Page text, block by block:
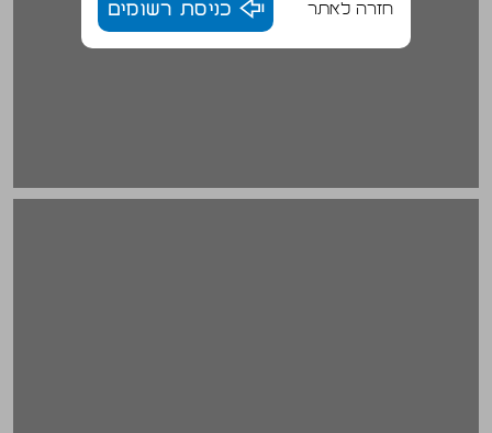
חזרה לאתר כניסת רשומים